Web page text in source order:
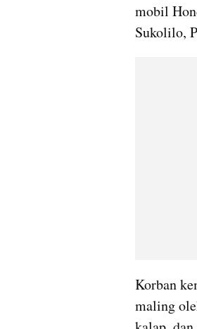
mobil
Sukolilo,
Korban
maling